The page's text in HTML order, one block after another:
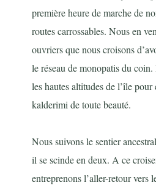
première heure de marche de
routes carrossables. Nous en
ouvriers que nous croisons
le réseau de monopatis du
les hautes altitudes de l’île
kalderimi de toute beauté.
Nous suivons le sentier
il se scinde en deux. A ce
entreprenons l’aller-retour vers